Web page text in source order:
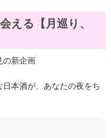
える【月巡り、
の新企画
本酒が、あなたの夜をち